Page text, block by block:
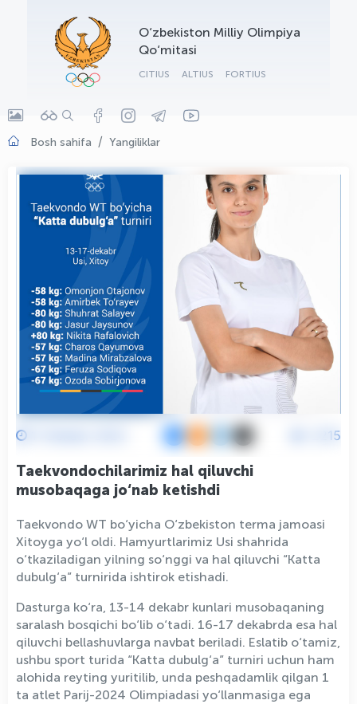
O‘zbekiston Milliy Olimpiya
Qo‘mitasi
CITIUS ALTIUS FORTIUS
Bosh sahifa Yangiliklar
2215
Taekvondochilarimiz hal qiluvchi
musobaqaga jo‘nab ketishdi
Taekvondo WT bo‘yicha O‘zbekiston terma jamoasi
Xitoyga yo‘l oldi. Hamyurtlarimiz Usi shahrida
o‘tkaziladigan yilning so‘nggi va hal qiluvchi “Katta
dubulg‘a” turnirida ishtirok etishadi.
Dasturga ko‘ra, 13-14 dekabr kunlari musobaqaning
saralash bosqichi bo‘lib o‘tadi. 16-17 dekabrda esa hal
qiluvchi bellashuvlarga navbat beriladi. Eslatib o‘tamiz,
ushbu sport turida “Katta dubulg‘a” turniri uchun ham
alohida reyting yuritilib, unda peshqadamlik qilgan 1
ta atlet Parij-2024 Olimpiadasi yo‘llanmasiga ega
OLYMPCHIK AI - yordamchi
Onlayn · olympic.uz